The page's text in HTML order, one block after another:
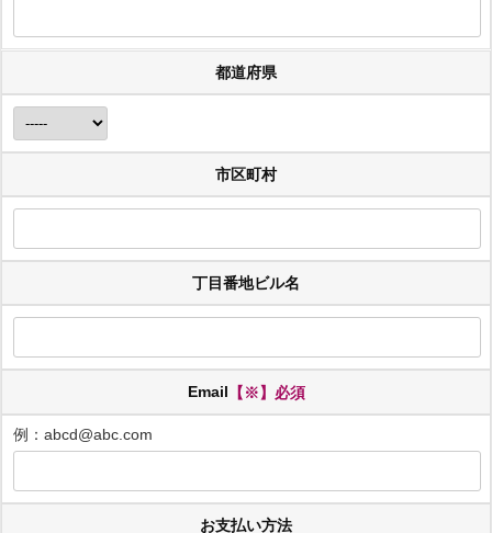
都道府県
市区町村
丁目番地ビル名
Email 【※】必須
例：abcd@abc.com
お支払い方法